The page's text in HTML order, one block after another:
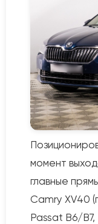
момент
главные
Camry XV40
Passat B6/